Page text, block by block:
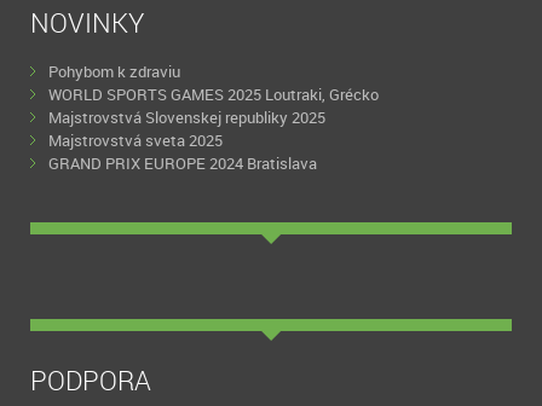
NOVINKY
Pohybom k zdraviu
WORLD SPORTS GAMES 2025 Loutraki, Grécko
Majstrovstvá Slovenskej republiky 2025
Majstrovstvá sveta 2025
GRAND PRIX EUROPE 2024 Bratislava
PODPORA